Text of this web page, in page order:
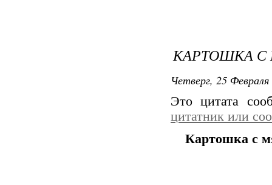
КАРТОШКА
Четверг, 25
Это цитата
цитатник или
Картошка с